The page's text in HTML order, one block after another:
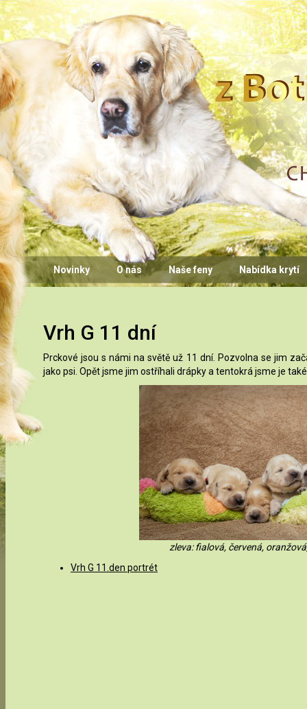
CHS z
Novinky O nás Naše feny Nabídka krytí
Vrh G 11 dní
Prckové jsou s námi na světě už 11 dní. Pozvolna se jim
jako psi. Opět jsme jim ostříhali drápky a tentokrá jsme je
zleva: fialová, červená,
Vrh G 11.den portrét